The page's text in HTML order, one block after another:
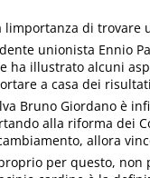
di trovare
unionista Ennio
ha illustrato alcuni
a casa dei
Bruno Giordano è
alla riforma dei
allora
per questo,